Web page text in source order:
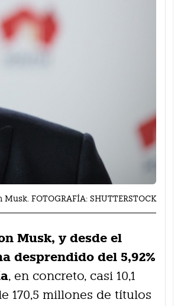
FOTOGRAFÍA: SHUTTERSTOCK
Musk, y desde el
desprendido del 5,92%
, en concreto, casi 10,1
170,5 millones de títulos